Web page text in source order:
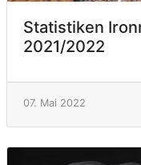
Statistiken
2021/2022
07. Mai 2022